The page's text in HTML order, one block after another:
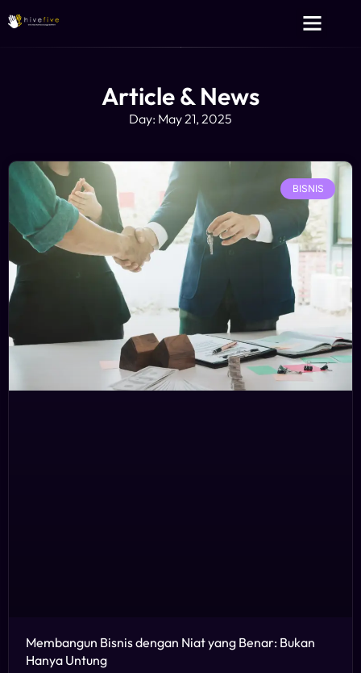
Article & News
Day: May 21, 2025
BISNIS
Membangun Bisnis dengan Niat yang Benar: Bukan
Hanya Untung